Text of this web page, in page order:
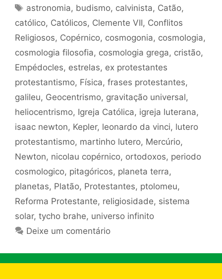
Tags
astronomia, budismo, calvinista, Catão,
católico, Católicos, Clemente VII, Conflitos
Religiosos, Copérnico, cosmogonia, cosmologia,
cosmologia filosofia, cosmologia grega, cristão,
Empédocles, estrelas, ex protestantes
protestantismo, Física, frases protestantes,
galileu, Geocentrismo, gravitação universal,
heliocentrismo, Igreja Católica, igreja luterana,
isaac newton, Kepler, leonardo da vinci, lutero
protestantismo, martinho lutero, Mercúrio,
Newton, nicolau copérnico, ortodoxos, periodo
cosmologico, pitagóricos, planeta terra,
planetas, Platão, Protestantes, ptolomeu,
Reforma Protestante, religiosidade, sistema
solar, tycho brahe, universo infinito
Deixe um comentário